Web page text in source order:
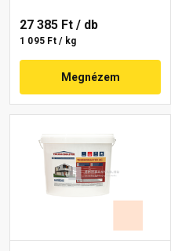
27 385 Ft / db
1 095 Ft / kg
Megnézem